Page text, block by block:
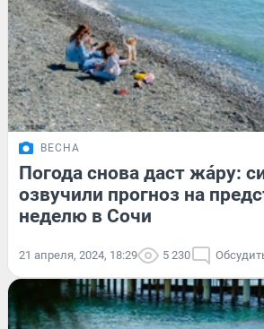
ВЕСНА
Погода снова даст жáру:
озвучили прогноз на
неделю в Сочи
21 апреля, 2024, 18:29 5 230